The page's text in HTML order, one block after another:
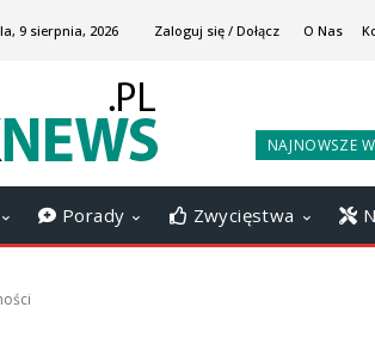
9 sierpnia, 2026 Zaloguj się / Dołącz O Nas
NAJNOWSZE
Porady Zwycięstwa